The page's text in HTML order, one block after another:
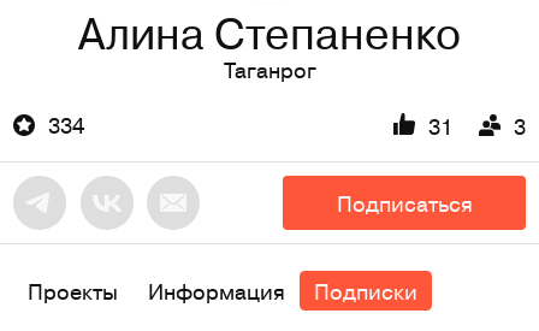
Алина Степаненко
Таганрог
334
31 3
Подписаться
Проекты Информация Подписки